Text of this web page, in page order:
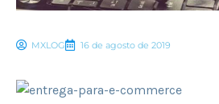
MXLOG 16 de agosto de 2019